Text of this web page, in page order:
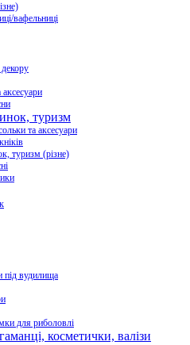
вафельниці
туризм
та аксесуари
туризм (різне)
під вудилища
для риболовлі
косметички, валізи